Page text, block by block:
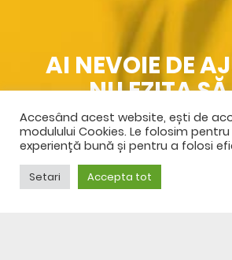
AI NEVOIE DE
NU EZITA
SPRE CONTACT
Accesând acest website, ești de
modulului Cookies. Le folosim
experiență bună și pentru a folosi
Setari Accepta tot